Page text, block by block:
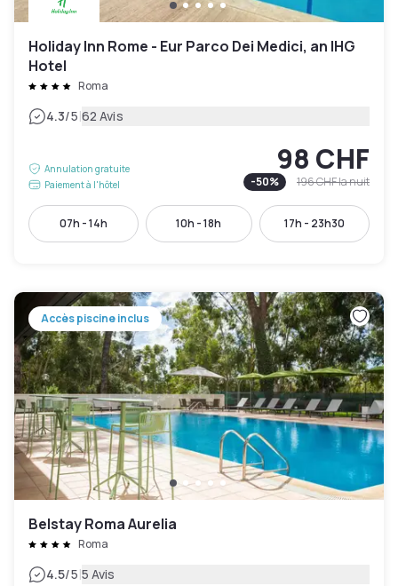
Holiday Inn Rome - Eur Parco Dei Medici, an IHG
Hotel
Roma
4.3/5|62 Avis
Annulation gratuite
Paiement à l'hôtel
98 CHF
-50% 196 CHFla nuit
07h - 14h 10h - 18h 17h - 23h30
Accès piscine inclus
Belstay Roma Aurelia
Roma
4.5/5|5 Avis